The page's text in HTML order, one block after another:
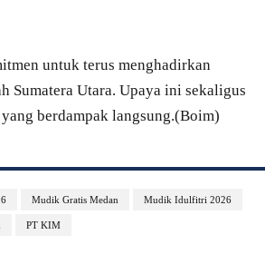
untuk terus menghadirkan
Sumatera Utara. Upaya ini sekaligus
berdampak langsung.(Boim)
Mudik Gratis Medan Mudik Idulfitri 2026
PT KIM